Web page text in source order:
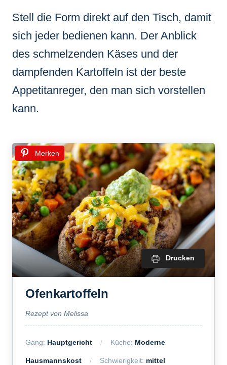
Stell die Form direkt auf den Tisch, damit
sich jeder bedienen kann. Der Anblick
des schmelzenden Käses und der
dampfenden Kartoffeln ist der beste
Appetitanreger, den man sich vorstellen
kann.
Merken
Drucken
Ofenkartoffeln
Rezept von Melissa
Gang: Hauptgericht Küche: Moderne
Hausmannskost Schwierigkeit: mittel